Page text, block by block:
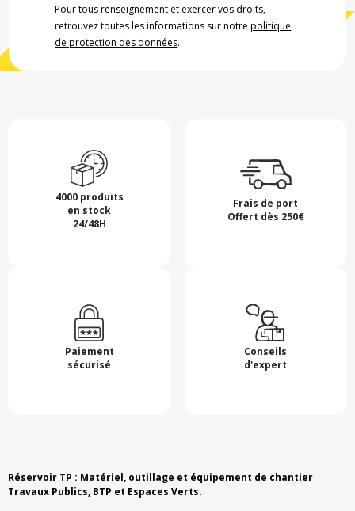
Pour tous renseignement et exercer vos droits,
retrouvez toutes les informations sur notrepolitique
de protection des données.
4000 produits
en stock
24/48H
Frais de port
Offert dès 250€
Paiement
sécurisé
Conseils
d'expert
Réservoir TP : Matériel, outillage et équipement de chantier
Travaux Publics, BTP et Espaces Verts.